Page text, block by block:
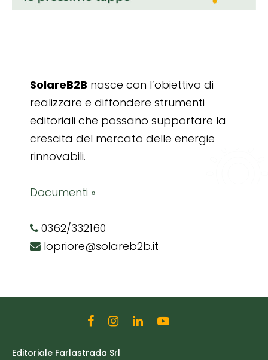
SolareB2B nasce con l’obiettivo di
realizzare e diffondere strumenti
editoriali che possano supportare la
crescita del mercato delle energie
rinnovabili.
Documenti »
0362/332160
lopriore@solareb2b.it
Editoriale Farlastrada Srl